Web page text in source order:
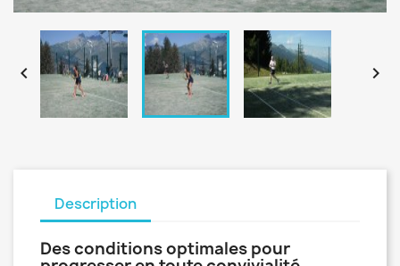
 
Description
Des conditions optimales pour